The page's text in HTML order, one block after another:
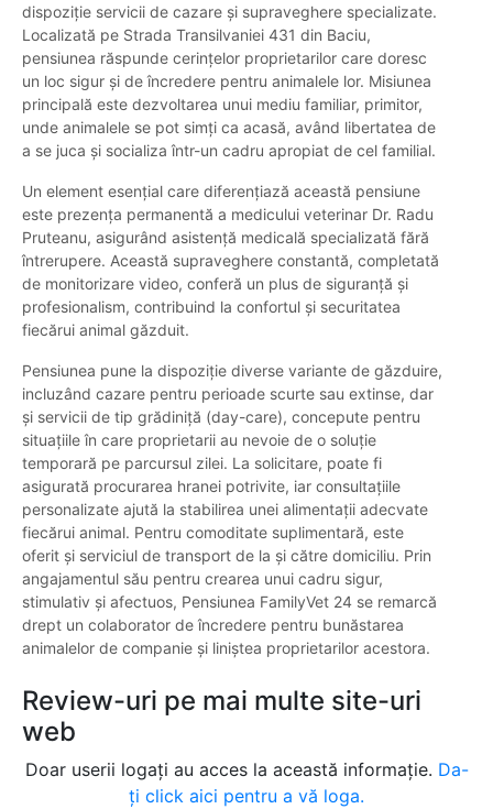
dispoziție servicii de cazare și supraveghere specializate.
Localizată pe Strada Transilvaniei 431 din Baciu,
pensiunea răspunde cerințelor proprietarilor care doresc
un loc sigur și de încredere pentru animalele lor. Misiunea
principală este dezvoltarea unui mediu familiar, primitor,
unde animalele se pot simți ca acasă, având libertatea de
a se juca și socializa într-un cadru apropiat de cel familial.
Un element esențial care diferențiază această pensiune
este prezența permanentă a medicului veterinar Dr. Radu
Pruteanu, asigurând asistență medicală specializată fără
întrerupere. Această supraveghere constantă, completată
de monitorizare video, conferă un plus de siguranță și
profesionalism, contribuind la confortul și securitatea
fiecărui animal găzduit.
Pensiunea pune la dispoziție diverse variante de găzduire,
incluzând cazare pentru perioade scurte sau extinse, dar
și servicii de tip grădiniță (day-care), concepute pentru
situațiile în care proprietarii au nevoie de o soluție
temporară pe parcursul zilei. La solicitare, poate fi
asigurată procurarea hranei potrivite, iar consultațiile
personalizate ajută la stabilirea unei alimentații adecvate
fiecărui animal. Pentru comoditate suplimentară, este
oferit și serviciul de transport de la și către domiciliu. Prin
angajamentul său pentru crearea unui cadru sigur,
stimulativ și afectuos, Pensiunea FamilyVet 24 se remarcă
drept un colaborator de încredere pentru bunăstarea
animalelor de companie și liniștea proprietarilor acestora.
Review-uri pe mai multe site-uri
web
Doar userii logați au acces la această informație. Da-
ți click aici pentru a vă loga.